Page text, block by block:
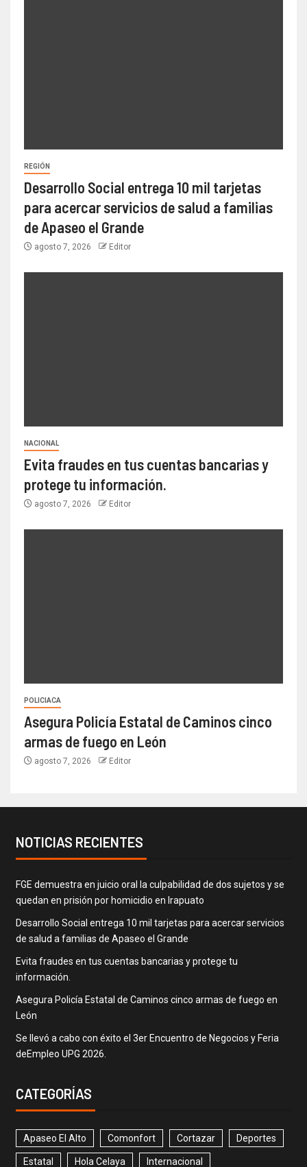
REGIÓN
Desarrollo Social entrega 10 mil tarjetas
para acercar servicios de salud a familias
de Apaseo el Grande
agosto 7, 2026 Editor
NACIONAL
Evita fraudes en tus cuentas bancarias y
protege tu información.
agosto 7, 2026 Editor
POLICIACA
Asegura Policía Estatal de Caminos cinco
armas de fuego en León
agosto 7, 2026 Editor
NOTICIAS RECIENTES
FGE demuestra en juicio oral la culpabilidad de dos sujetos y se
quedan en prisión por homicidio en Irapuato
Desarrollo Social entrega 10 mil tarjetas para acercar servicios
de salud a familias de Apaseo el Grande
Evita fraudes en tus cuentas bancarias y protege tu
información.
Asegura Policía Estatal de Caminos cinco armas de fuego en
León
Se llevó a cabo con éxito el 3er Encuentro de Negocios y Feria
deEmpleo UPG 2026.
CATEGORÍAS
Apaseo El Alto Comonfort Cortazar Deportes
Estatal Hola Celaya Internacional